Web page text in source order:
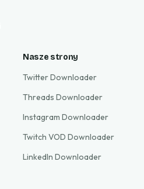
Nasze strony
Twitter Downloader
Threads Downloader
Instagram Downloader
Twitch VOD Downloader
LinkedIn Downloader